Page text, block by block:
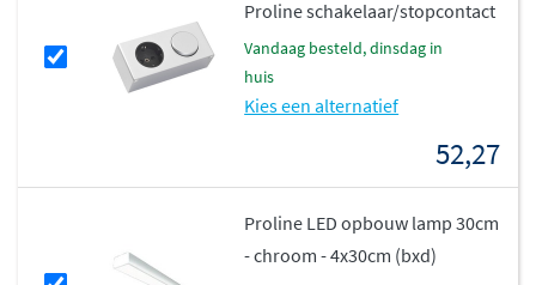
zodat je de indeling kunt aanpassen aan jouw
persoonlijke wensen. De kast is 14 cm diep, waardoor hij
niet te ver uitsteekt en toch voldoende opbergruimte
breedtes en kleuren
Kies uit breedtes van 60, 80, 100 of 120 cm, en
Proline schakelaar/stopcontact
vandaag besteld, dinsdag in
huis
Kies een alternatief
52,27
Proline LED opbouw lamp 30cm
- chroom - 4x30cm (bxd)